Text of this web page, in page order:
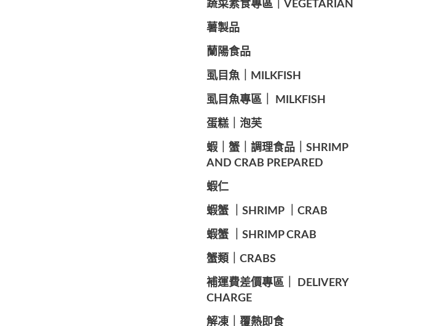
蔬菜素食專區｜VEGETARIAN
️薯製品
蘭陽食品
️虱目魚｜MILKFISH
️虱目魚專區｜ MILKFISH
️蛋糕｜泡芙
️蝦｜蟹｜調理食品｜SHRIMP
AND CRAB PREPARED
️蝦仁
️蝦蟹 ｜SHRIMP ｜CRAB
️蝦蟹 ｜SHRIMP CRAB
️蟹類｜CRABS
️補運費差價專區｜ DELIVERY
CHARGE
️解凍｜覆熱即食